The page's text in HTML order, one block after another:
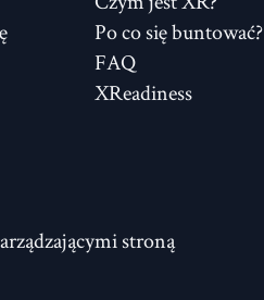
Po co się buntować?
FAQ
XReadiness
stroną